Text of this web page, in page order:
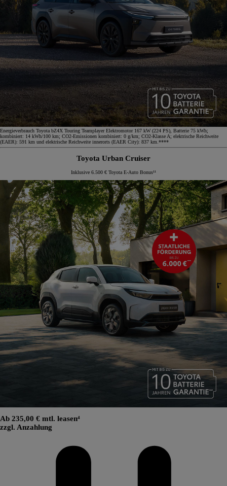
Energieverbrauch Toyota bZ4X Touring Teamplayer Elektromotor 167 kW (224 PS), Batterie 75 kWh;
kombiniert: 14 kWh/100 km; CO2-Emissionen kombiniert: 0 g/km; CO2-Klasse A; elektrische Reichweite
(EAER): 591 km und elektrische Reichweite innerorts (EAER City): 837 km.****
Toyota Urban Cruiser
Inklusive 6.500 € Toyota E-Auto Bonus¹¹
Ab 235,00 € mtl. leasen⁴
zzgl. Anzahlung